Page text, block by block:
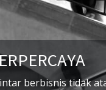
berbisnis tidak